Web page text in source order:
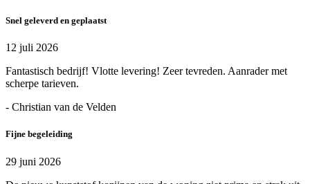
Snel geleverd en geplaatst
12 juli 2026
Fantastisch bedrijf! Vlotte levering! Zeer tevreden. Aanrader met
scherpe tarieven.
- Christian van de Velden
Fijne begeleiding
29 juni 2026